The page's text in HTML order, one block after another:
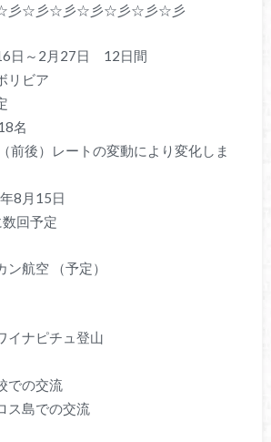
☆彡☆彡☆彡☆彡☆彡☆彡
日～2月27日 12日間
リビア
名
前後）レートの変動により変化しま
8月15日
回予定
航空 （予定）
イナピチュ登山
での交流
ス島での交流